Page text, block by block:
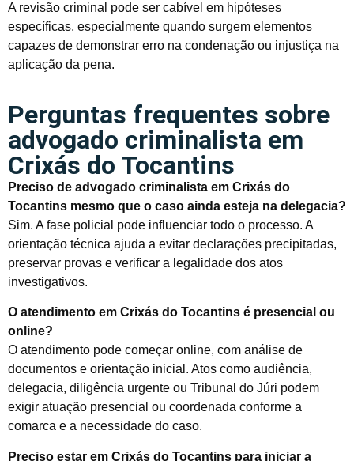
A revisão criminal pode ser cabível em hipóteses
específicas, especialmente quando surgem elementos
capazes de demonstrar erro na condenação ou injustiça na
aplicação da pena.
Perguntas frequentes sobre
advogado criminalista em
Crixás do Tocantins
Preciso de advogado criminalista em Crixás do
Tocantins mesmo que o caso ainda esteja na delegacia?
Sim. A fase policial pode influenciar todo o processo. A
orientação técnica ajuda a evitar declarações precipitadas,
preservar provas e verificar a legalidade dos atos
investigativos.
O atendimento em Crixás do Tocantins é presencial ou
online?
O atendimento pode começar online, com análise de
documentos e orientação inicial. Atos como audiência,
delegacia, diligência urgente ou Tribunal do Júri podem
exigir atuação presencial ou coordenada conforme a
comarca e a necessidade do caso.
Preciso estar em Crixás do Tocantins para iniciar a